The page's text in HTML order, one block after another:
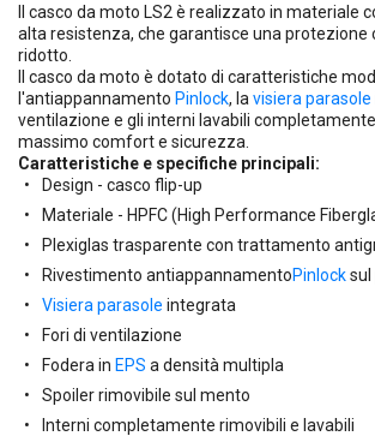
Il casco da moto LS2 è realizzato in materiale
alta resistenza, che garantisce una protezione
ridotto.
Il casco da moto è dotato di caratteristiche
l'antiappannamento Pinlock, la visiera parasole
ventilazione e gli interni lavabili
massimo comfort e sicurezza.
Caratteristiche e specifiche principali:
Design - casco flip-up
Materiale - HPFC (High Performance
Plexiglas trasparente con trattamento
Rivestimento antiappannamentoPinlocksul
Visiera parasole integrata
Fori di ventilazione
Fodera in EPS a densità multipla
Spoiler rimovibile sul mento
Interni completamente rimovibili e lavabili